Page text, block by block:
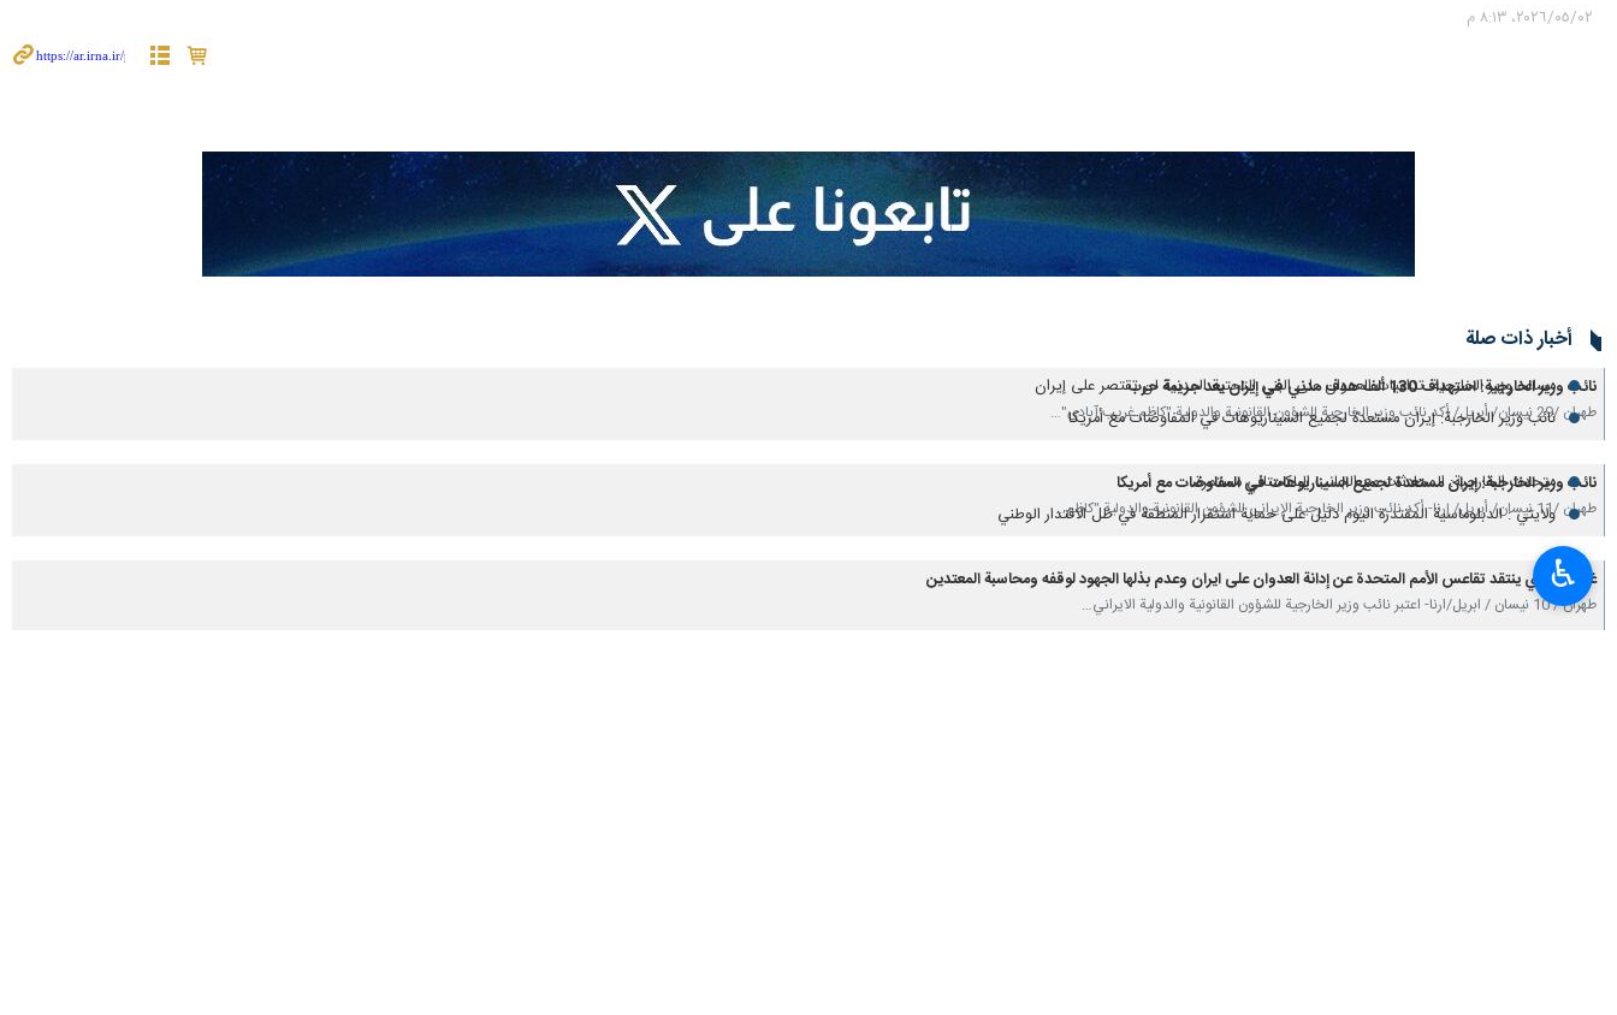
٠٢‏/٠٥‏/٢٠٢٦، ٨:١٣ م
أخبار ذات صلة
نائب وزير الخارجية: استهداف 130 ألف هدف مدني في إيران يعد جريمة حرب
طهران /29 نيسان/ أبريل/ أكد نائب وزير الخارجية للشؤون القانونية والدولية "كاظم غريب آبادي"…
غريب آبادي ينتقد تقاعس الأمم المتحدة عن إدانة العدوان على ايران وعدم بذلها الجهود لوقفه ومحاسبة المعتدين
مساعد وزير الخارجية: تداعيات العدوان على البنى التحتية المدنية لن تقتصر على إيران
نائب وزير الخارجبة: إيران مستعدة لجميع السيناريوهات في المفاوضات مع أمريكا
نائب وزير الخارجبة: إيران مستعدة لجميع السيناريوهات في المفاوضات مع أمريكا
طهران /11 نيسان/ أبريل/ إرنا- أكد نائب وزير الخارجية الإيراني للشؤون القانونية والدولية "كاظم…
متحدث الخارجية: المحادثات مع الجانب الباكستاني مستمرة
ولايتي : الدبلوماسية المقتدرة اليوم دليل على حمایة استقرار المنطقة في ظل الاقتدار الوطني
غريب آبادي ينتقد تقاعس الأمم المتحدة عن إدانة العدوان على ايران وعدم بذلها الجهود لوقفه ومحاسبة المعتدين
طهران / 10 نيسان / ابريل/ارنا- اعتبر نائب وزير الخارجية للشؤون القانونية والدولية الايراني…
♿︎